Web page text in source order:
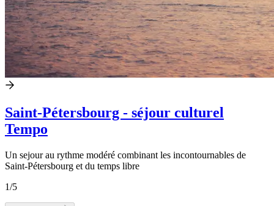
Saint-Pétersbourg - séjour culturel
Tempo
Un sejour au rythme modéré combinant les incontournables de
Saint-Pétersbourg et du temps libre
1/5